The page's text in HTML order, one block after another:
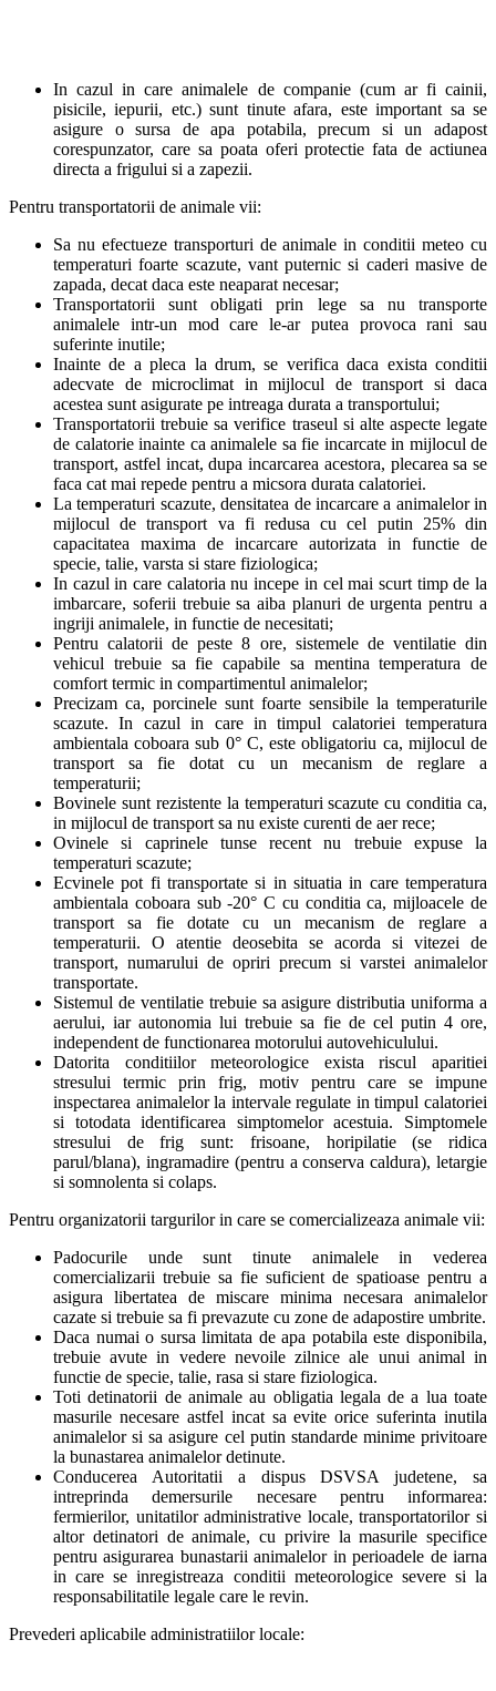
In cazul in care animalele de companie (cum ar fi cainii,
pisicile, iepurii, etc.) sunt tinute afara, este important sa se
asigure o sursa de apa potabila, precum si un adapost
corespunzator, care sa poata oferi protectie fata de actiunea
directa a frigului si a zapezii.
Pentru transportatorii de animale vii:
Sa nu efectueze transporturi de animale in conditii meteo cu
temperaturi foarte scazute, vant puternic si caderi masive de
zapada, decat daca este neaparat necesar;
Transportatorii sunt obligati prin lege sa nu transporte
animalele intr-un mod care le-ar putea provoca rani sau
suferinte inutile;
Inainte de a pleca la drum, se verifica daca exista conditii
adecvate de microclimat in mijlocul de transport si daca
acestea sunt asigurate pe intreaga durata a transportului;
Transportatorii trebuie sa verifice traseul si alte aspecte legate
de calatorie inainte ca animalele sa fie incarcate in mijlocul de
transport, astfel incat, dupa incarcarea acestora, plecarea sa se
faca cat mai repede pentru a micsora durata calatoriei.
La temperaturi scazute, densitatea de incarcare a animalelor in
mijlocul de transport va fi redusa cu cel putin 25% din
capacitatea maxima de incarcare autorizata in functie de
specie, talie, varsta si stare fiziologica;
In cazul in care calatoria nu incepe in cel mai scurt timp de la
imbarcare, soferii trebuie sa aiba planuri de urgenta pentru a
ingriji animalele, in functie de necesitati;
Pentru calatorii de peste 8 ore, sistemele de ventilatie din
vehicul trebuie sa fie capabile sa mentina temperatura de
comfort termic in compartimentul animalelor;
Precizam ca, porcinele sunt foarte sensibile la temperaturile
scazute. In cazul in care in timpul calatoriei temperatura
ambientala coboara sub 0° C, este obligatoriu ca, mijlocul de
transport sa fie dotat cu un mecanism de reglare a
temperaturii;
Bovinele sunt rezistente la temperaturi scazute cu conditia ca,
in mijlocul de transport sa nu existe curenti de aer rece;
Ovinele si caprinele tunse recent nu trebuie expuse la
temperaturi scazute;
Ecvinele pot fi transportate si in situatia in care temperatura
ambientala coboara sub -20° C cu conditia ca, mijloacele de
transport sa fie dotate cu un mecanism de reglare a
temperaturii. O atentie deosebita se acorda si vitezei de
transport, numarului de opriri precum si varstei animalelor
transportate.
Sistemul de ventilatie trebuie sa asigure distributia uniforma a
aerului, iar autonomia lui trebuie sa fie de cel putin 4 ore,
independent de functionarea motorului autovehiculului.
Datorita conditiilor meteorologice exista riscul aparitiei
stresului termic prin frig, motiv pentru care se impune
inspectarea animalelor la intervale regulate in timpul calatoriei
si totodata identificarea simptomelor acestuia. Simptomele
stresului de frig sunt: frisoane, horipilatie (se ridica
parul/blana), ingramadire (pentru a conserva caldura), letargie
si somnolenta si colaps.
Pentru organizatorii targurilor in care se comercializeaza animale vii:
Padocurile unde sunt tinute animalele in vederea
comercializarii trebuie sa fie suficient de spatioase pentru a
asigura libertatea de miscare minima necesara animalelor
cazate si trebuie sa fi prevazute cu zone de adapostire umbrite.
Daca numai o sursa limitata de apa potabila este disponibila,
trebuie avute in vedere nevoile zilnice ale unui animal in
functie de specie, talie, rasa si stare fiziologica.
Toti detinatorii de animale au obligatia legala de a lua toate
masurile necesare astfel incat sa evite orice suferinta inutila
animalelor si sa asigure cel putin standarde minime privitoare
la bunastarea animalelor detinute.
Conducerea Autoritatii a dispus DSVSA judetene, sa
intreprinda demersurile necesare pentru informarea:
fermierilor, unitatilor administrative locale, transportatorilor si
altor detinatori de animale, cu privire la masurile specifice
pentru asigurarea bunastarii animalelor in perioadele de iarna
in care se inregistreaza conditii meteorologice severe si la
responsabilitatile legale care le revin.
Prevederi aplicabile administratiilor locale: